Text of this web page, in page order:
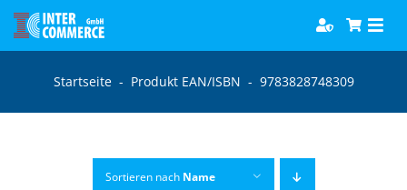
Zum
Inhalt
Software
Startseite- Produkt EAN/ISBN - 9783828748309
Sortieren nach Name